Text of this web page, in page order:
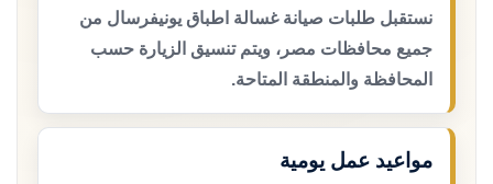
نستقبل طلبات صيانة غسالة اطباق يونيفرسال من
جميع محافظات مصر، ويتم تنسيق الزيارة حسب
المحافظة والمنطقة المتاحة.
مواعيد عمل يومية